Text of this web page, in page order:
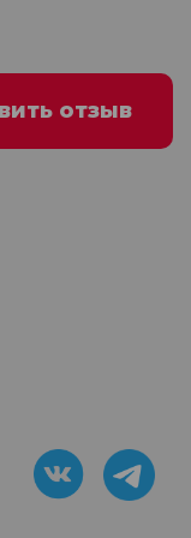
отзыв